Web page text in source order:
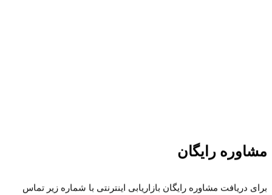
مشاوره رایگان
برای دریافت مشاوره رایگان بازاریابی اینترنتی با شماره زیر تماس